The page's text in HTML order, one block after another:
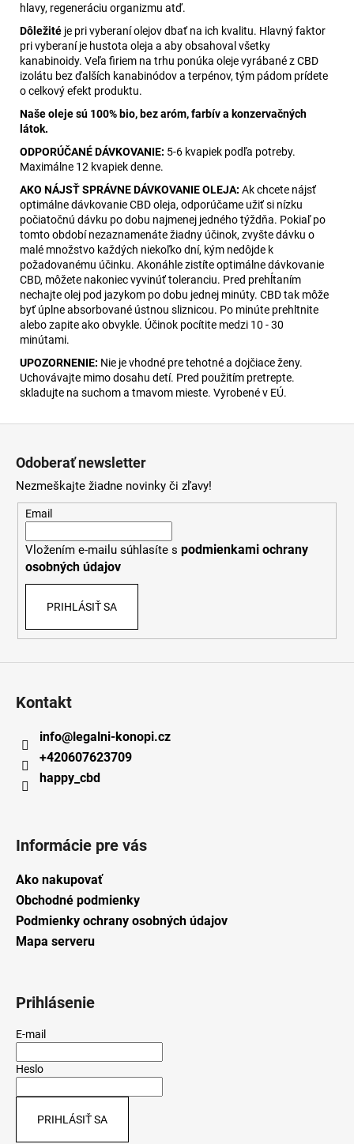
hlavy, regeneráciu organizmu atď.
Dôležité je pri vyberaní olejov dbať na ich kvalitu. Hlavný faktor
pri vyberaní je hustota oleja a aby obsahoval všetky
kanabinoidy. Veľa firiem na trhu ponúka oleje vyrábané z CBD
izolátu bez ďalších kanabinódov a terpénov, tým pádom prídete
o celkový efekt produktu.
Naše oleje sú 100% bio, bez aróm, farbív a konzervačných
látok.
ODPORÚČANÉ DÁVKOVANIE: 5-6 kvapiek podľa potreby.
Maximálne 12 kvapiek denne.
AKO NÁJSŤ SPRÁVNE DÁVKOVANIE OLEJA: Ak chcete nájsť
optimálne dávkovanie CBD oleja, odporúčame užiť si nízku
počiatočnú dávku po dobu najmenej jedného týždňa. Pokiaľ po
tomto období nezaznamenáte žiadny účinok, zvyšte dávku o
malé množstvo každých niekoľko dní, kým nedôjde k
požadovanému účinku. Akonáhle zistíte optimálne dávkovanie
CBD, môžete nakoniec vyvinúť toleranciu. Pred prehĺtaním
nechajte olej pod jazykom po dobu jednej minúty. CBD tak môže
byť úplne absorbované ústnou sliznicou. Po minúte prehltnite
alebo zapite ako obvykle. Účinok pocítite medzi 10 - 30
minútami.
UPOZORNENIE: Nie je vhodné pre tehotné a dojčiace ženy.
Uchovávajte mimo dosahu detí. Pred použitím pretrepte.
skladujte na suchom a tmavom mieste. Vyrobené v EÚ.
Odoberať newsletter
Nezmeškajte žiadne novinky či zľavy!
Email
Vložením e-mailu súhlasíte s podmienkami ochrany
osobných údajov
PRIHLÁSIŤ SA
Kontakt
info@legalni-konopi.cz
+420607623709
happy_cbd
Informácie pre vás
Ako nakupovať
Obchodné podmienky
Podmienky ochrany osobných údajov
Mapa serveru
Prihlásenie
E-mail
Heslo
PRIHLÁSIŤ SA